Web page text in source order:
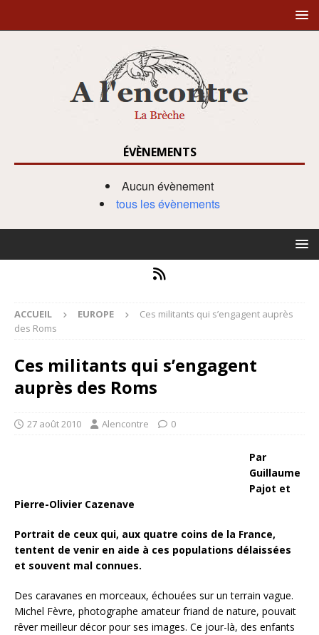
ÉVÈNEMENTS
Aucun évènement
tous les évènements
ACCUEIL EUROPE
Ces militants qui s’engagent auprès
des Roms
Ces militants qui s’engagent
auprès des Roms
27 août 2010 Alencontre 0
Par
Guillaume
Pajot et
Pierre-Olivier Cazenave
Portrait de ceux qui, aux quatre coins de la France,
tentent de venir en aide à ces populations délaissées
et souvent mal connues.
Des caravanes en morceaux, échouées sur un terrain vague.
Michel Fèvre, photographe amateur friand de nature, pouvait
rêver meilleur décor pour ses images. Ce jour-là, des enfants